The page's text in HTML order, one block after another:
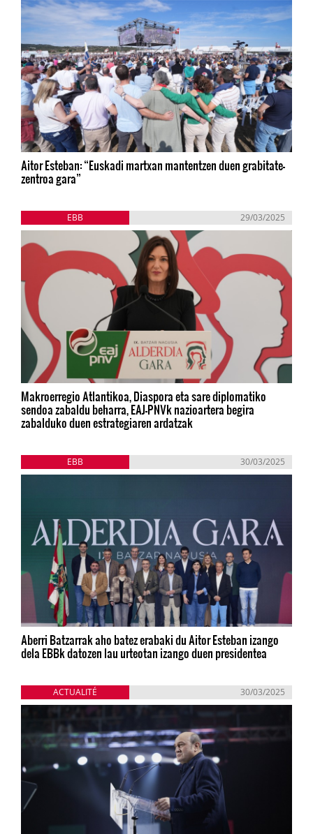
Aitor Esteban: “Euskadi martxan mantentzen duen grabitate-
zentroa gara”
EBB 29/03/2025
Makroerregio Atlantikoa, Diaspora eta sare diplomatiko
sendoa zabaldu beharra, EAJ-PNVk nazioartera begira
zabalduko duen estrategiaren ardatzak
EBB 30/03/2025
Aberri Batzarrak aho batez erabaki du Aitor Esteban izango
dela EBBk datozen lau urteotan izango duen presidentea
ACTUALITÉ 30/03/2025